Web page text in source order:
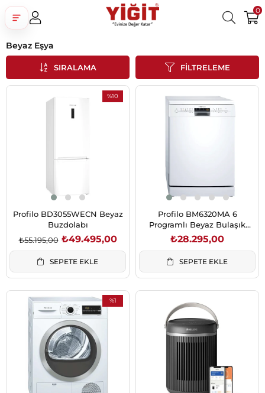
0
Üye Girişi
Google İle Bağlan
Beyaz Eşya
FILTRELEME
SIRALAMA
%10
Profilo BD3055WECN Beyaz
Buzdolabı
₺49.495,00
₺55.195,00
SEPETE EKLE
Profilo BM6320MA 6
Programlı Beyaz Bulaşık
Makinesi
₺28.295,00
SEPETE EKLE
%1